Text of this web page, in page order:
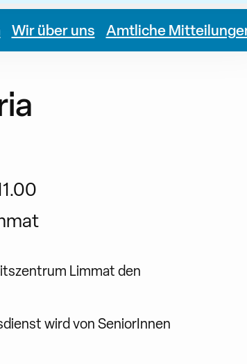
Wir über uns Amtliche
Limmat den
wird von SeniorInnen